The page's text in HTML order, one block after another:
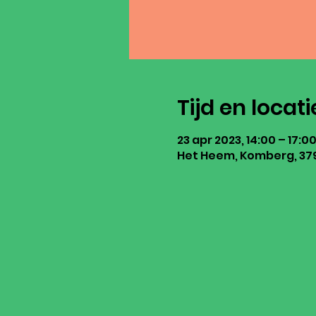
Tijd en
23 apr 2023, 14:00 – 17:00
Het Heem, Komberg,